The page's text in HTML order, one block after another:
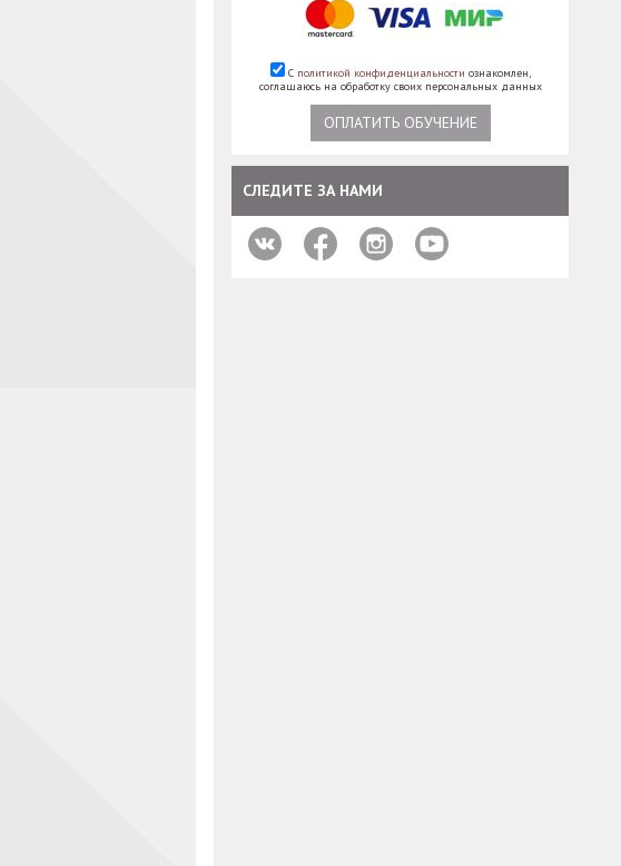
С политикой конфиденциальности ознакомлен,
соглашаюсь на обработку своих персональных данных
ОПЛАТИТЬ ОБУЧЕНИЕ
СЛЕДИТЕ ЗА НАМИ